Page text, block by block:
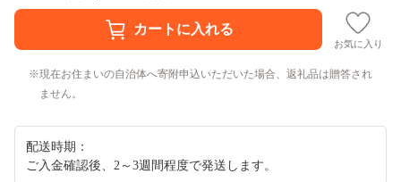
お気に入り
現在お住まいの自治体へ寄附申込いただいた場合、返礼品は贈答され
ません。
配送時期：
ご入金確認後、2～3週間程度で発送します。